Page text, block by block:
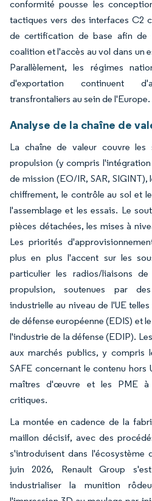
conformité pousse les
tactiques vers des interfaces C2
de certification de base afin de
coalition et l'accès au vol dans un
Parallèlement, les régimes
d'exportation continuent
transfrontaliers au sein de l'Europe.
Analyse de la chaîne de
La chaîne de valeur couvre
propulsion (y compris
de mission (EO/IR, SAR, SIGINT),
chiffrement, le contrôle au sol et
l'assemblage et les essais. Le
pièces détachées, les mises à
Les priorités
plus en plus l'accent sur les
particulier les radios/liaisons
propulsion, soutenues par
industrielle au niveau de l'UE
de défense européenne (EDIS) et
l'industrie de la défense (EDIP).
aux marchés publics, y compris
SAFE concernant le contenu hors
maîtres d'œuvre et les PME à
critiques.
La montée en cadence de la
maillon décisif, avec des
s'introduisent dans l'écosystème
juin 2026, Renault Group
industrialiser la munition